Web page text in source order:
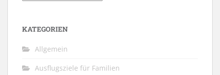
KATEGORIEN
Allgemein
Ausflugsziele für Familien